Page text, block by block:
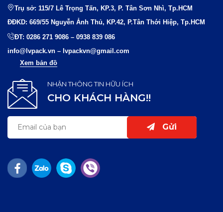
Trụ sở: 115/7 Lê Trọng Tấn, KP.3, P. Tân Sơn Nhì, Tp.HCM
ĐĐKD: 669/55 Nguyễn Ảnh Thủ, KP.42, P.Tân Thới Hiệp, Tp.HCM
ĐT: 0286 271 9086 – 0938 839 086
info@lvpack.vn – lvpackvn@gmail.com
Xem bản đồ
NHẬN THÔNG TIN HỮU ÍCH
CHO KHÁCH HÀNG!!
Gửi